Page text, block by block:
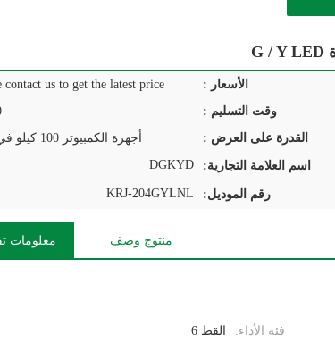
الأسعار :
contact us to get the latest price.
وقت التسليم :
القدرة على العرض : أجهزة الكمبيوتر 100 كيلو في اليوم
اسم العلامة التجارية: DGKYD
رقم الموديل: KRJ-204GYLNL
معلومات منتوج وصف
فئة الأداء:
القط 6